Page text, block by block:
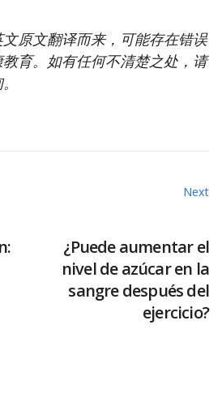
原文翻译而来，可能存在错误
育。如有任何不清楚之处，请
Next
¿Puede aumentar el
nivel de azúcar en la
sangre después del
ejercicio?